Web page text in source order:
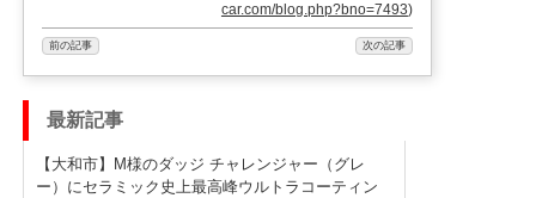
car.com/blog.php?bno=7493)
前の記事 次の記事
最新記事
【大和市】M様のダッジ チャレンジャー（グレ
ー）にセラミック史上最高峰ウルトラコーティン